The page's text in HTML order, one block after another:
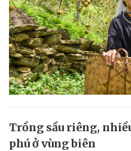
Trồng sầu riêng,
phú ở vùng biên